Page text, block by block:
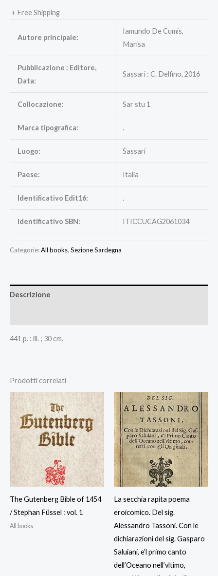
+ Free Shipping
Autore principale:
Iamundo De Cumis,
Marisa
Pubblicazione : Editore,
Data:
Sassari : C. Delfino, 2016
Collocazione: Sar stu 1
Marca tipografica: .
Luogo: Sassari
Paese: Italia
Identificativo Edit16: .
Identificativo SBN: ITICCUCAG2061034
Categorie:All books, Sezione Sardegna
Descrizione
441 p. : ill. ; 30 cm.
Prodotti correlati
The Gutenberg Bible of 1454
/ Stephan Füssel : vol. 1
All books
La secchia rapita poema
eroicomico. Del sig.
Alessandro Tassoni. Con le
dichiarazioni del sig. Gasparo
Saluiani, e’l primo canto
dell’Oceano nell’vltimo,